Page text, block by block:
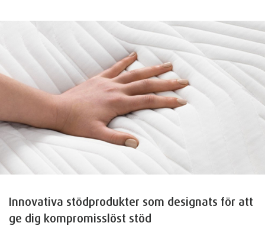
Innovativa stödprodukter som designats för att
ge dig kompromisslöst stöd